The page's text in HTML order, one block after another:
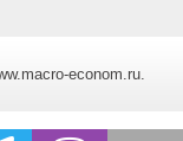
econom.ru.